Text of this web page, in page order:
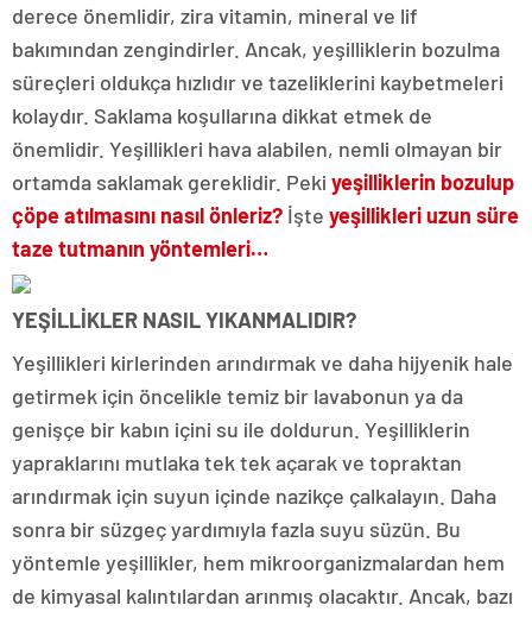
derece önemlidir, zira vitamin, mineral ve lif
bakımından zengindirler. Ancak, yeşilliklerin bozulma
süreçleri oldukça hızlıdır ve tazeliklerini kaybetmeleri
kolaydır. Saklama koşullarına dikkat etmek de
önemlidir. Yeşillikleri hava alabilen, nemli olmayan bir
ortamda saklamak gereklidir. Peki yeşilliklerin bozulup
çöpe atılmasını nasıl önleriz? İşte yeşillikleri uzun süre
taze tutmanın yöntemleri…
YEŞİLLİKLER NASIL YIKANMALIDIR?
Yeşillikleri kirlerinden arındırmak ve daha hijyenik hale
getirmek için öncelikle temiz bir lavabonun ya da
genişçe bir kabın içini su ile doldurun. Yeşilliklerin
yapraklarını mutlaka tek tek açarak ve topraktan
arındırmak için suyun içinde nazikçe çalkalayın. Daha
sonra bir süzgeç yardımıyla fazla suyu süzün. Bu
yöntemle yeşillikler, hem mikroorganizmalardan hem
de kimyasal kalıntılardan arınmış olacaktır. Ancak, bazı